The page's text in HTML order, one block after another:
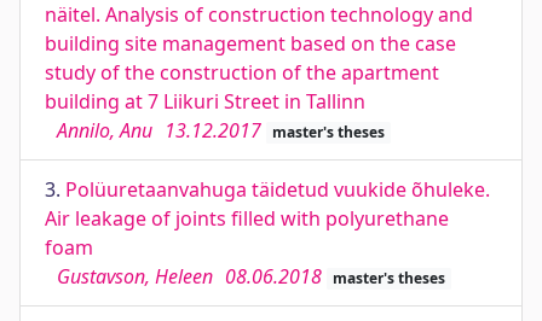
näitel. Analysis of construction technology and
building site management based on the case
study of the construction of the apartment
building at 7 Liikuri Street in Tallinn
Annilo, Anu 13.12.2017 master's theses
3. Polüuretaanvahuga täidetud vuukide õhuleke.
Air leakage of joints filled with polyurethane
foam
Gustavson, Heleen 08.06.2018 master's theses